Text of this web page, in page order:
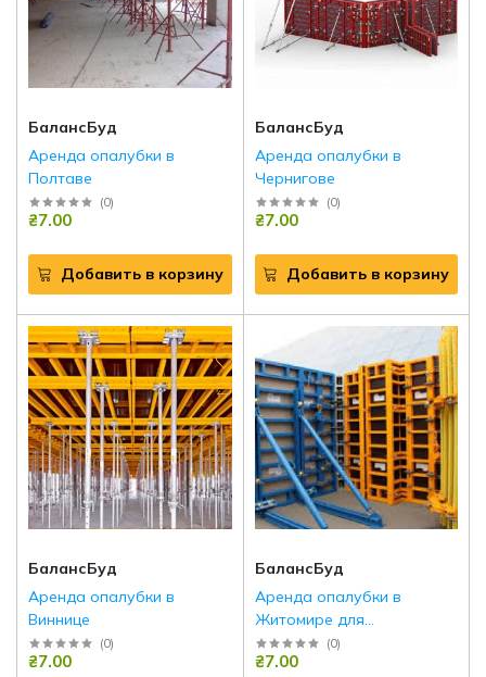
БалансБуд
Аренда опалубки в
Полтаве
(0)
₴7.00
Добавить в корзину
БалансБуд
Аренда опалубки в
Чернигове
(0)
₴7.00
Добавить в корзину
БалансБуд
Аренда опалубки в
Виннице
(0)
₴7.00
БалансБуд
Аренда опалубки в
Житомире для
монолитного
строительства
(0)
₴7.00